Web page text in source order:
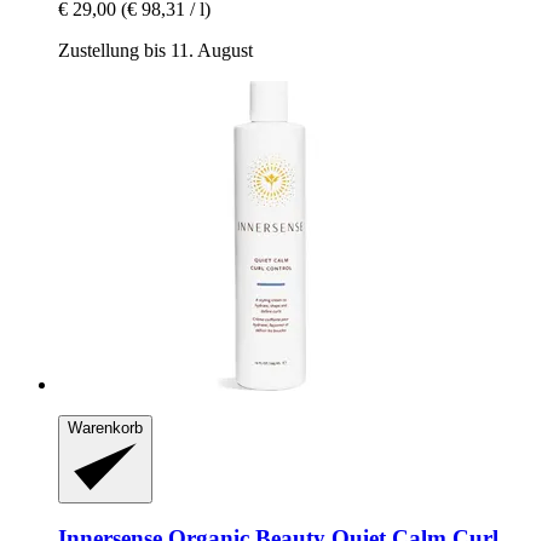
€ 29,00 (€ 98,31 / l)
Zustellung bis 11. August
Warenkorb